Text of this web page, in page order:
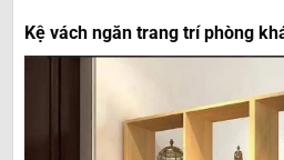
Kệ vách ngăn trang trí phòng